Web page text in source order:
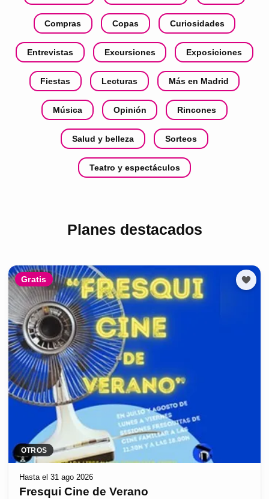
Compras Copas Curiosidades
Entrevistas Excursiones Exposiciones
Fiestas Lecturas Más en Madrid
Música Opinión Rincones
Salud y belleza Sorteos
Teatro y espectáculos
Planes destacados
Gratis
OTROS
Hasta el 31 ago 2026
Fresqui Cine de Verano